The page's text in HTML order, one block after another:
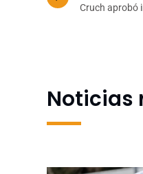
Cruch aprobó
Noticias